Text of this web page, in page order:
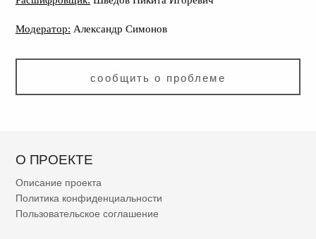
Модератор: Александр Симонов
сообщить о проблеме
О ПРОЕКТЕ
Описание проекта
Политика конфиденциальности
Пользовательское соглашение